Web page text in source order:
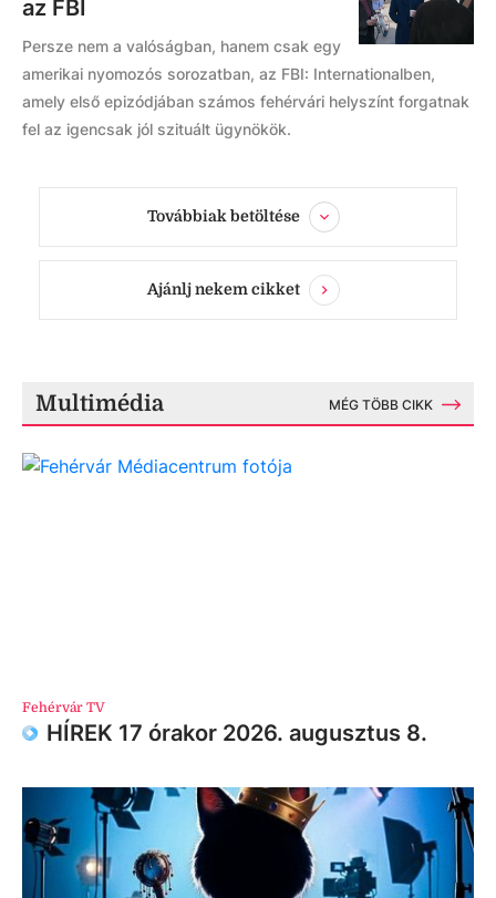
az FBI
Persze nem a valóságban, hanem csak egy
amerikai nyomozós sorozatban, az FBI: Internationalben,
amely első epizódjában számos fehérvári helyszínt forgatnak
fel az igencsak jól szituált ügynökök.
Továbbiak betöltése
Ajánlj nekem cikket
Multimédia MÉG TÖBB CIKK
Fehérvár TV
HÍREK 17 órakor 2026. augusztus 8.